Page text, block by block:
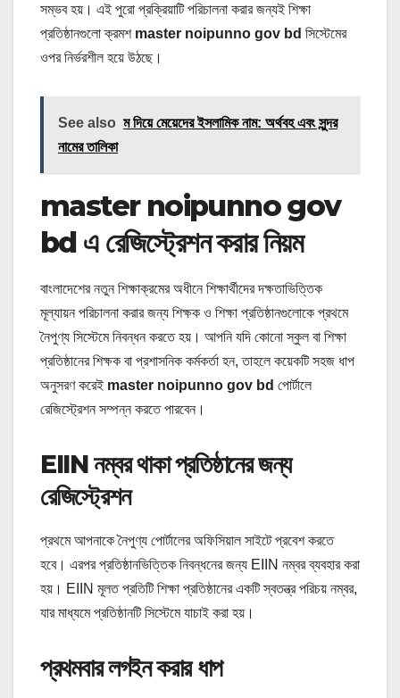
সম্ভব হয়। এই পুরো প্রক্রিয়াটি পরিচালনা করার জন্যই শিক্ষা
প্রতিষ্ঠানগুলো ক্রমশ master noipunno gov bd সিস্টেমের
ওপর নির্ভরশীল হয়ে উঠছে।
See also ম দিয়ে মেয়েদের ইসলামিক নাম: অর্থবহ এবং সুন্দর
নামের তালিকা
master noipunno gov
bd এ রেজিস্ট্রেশন করার নিয়ম
বাংলাদেশের নতুন শিক্ষাক্রমের অধীনে শিক্ষার্থীদের দক্ষতাভিত্তিক
মূল্যায়ন পরিচালনা করার জন্য শিক্ষক ও শিক্ষা প্রতিষ্ঠানগুলোকে প্রথমে
নৈপুণ্য সিস্টেমে নিবন্ধন করতে হয়। আপনি যদি কোনো স্কুল বা শিক্ষা
প্রতিষ্ঠানের শিক্ষক বা প্রশাসনিক কর্মকর্তা হন, তাহলে কয়েকটি সহজ ধাপ
অনুসরণ করেই master noipunno gov bd পোর্টালে
রেজিস্ট্রেশন সম্পন্ন করতে পারবেন।
EIIN নম্বর থাকা প্রতিষ্ঠানের জন্য
রেজিস্ট্রেশন
প্রথমে আপনাকে নৈপুণ্য পোর্টালের অফিসিয়াল সাইটে প্রবেশ করতে
হবে। এরপর প্রতিষ্ঠানভিত্তিক নিবন্ধনের জন্য EIIN নম্বর ব্যবহার করা
হয়। EIIN মূলত প্রতিটি শিক্ষা প্রতিষ্ঠানের একটি স্বতন্ত্র পরিচয় নম্বর,
যার মাধ্যমে প্রতিষ্ঠানটি সিস্টেমে যাচাই করা হয়।
প্রথমবার লগইন করার ধাপ